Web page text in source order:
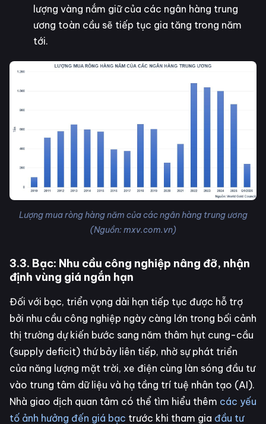
lượng vàng nắm giữ của các ngân hàng trung
ương toàn cầu sẽ tiếp tục gia tăng trong năm
tới.
Lượng mua ròng hàng năm của các ngân hàng trung ương
(Nguồn: mxv.com.vn)
3.3. Bạc: Nhu cầu công nghiệp nâng đỡ, nhận
định vùng giá ngắn hạn
Đối với bạc, triển vọng dài hạn tiếp tục được hỗ trợ
bởi nhu cầu công nghiệp ngày càng lớn trong bối cảnh
thị trường dự kiến bước sang năm thâm hụt cung-cầu
(supply deficit) thứ bảy liên tiếp, nhờ sự phát triển
của năng lượng mặt trời, xe điện cùng làn sóng đầu tư
vào trung tâm dữ liệu và hạ tầng trí tuệ nhân tạo (AI).
Nhà giao dịch quan tâm có thể tìm hiểu thêm các yếu
tố ảnh hưởng đến giá bạc trước khi tham gia đầu tư